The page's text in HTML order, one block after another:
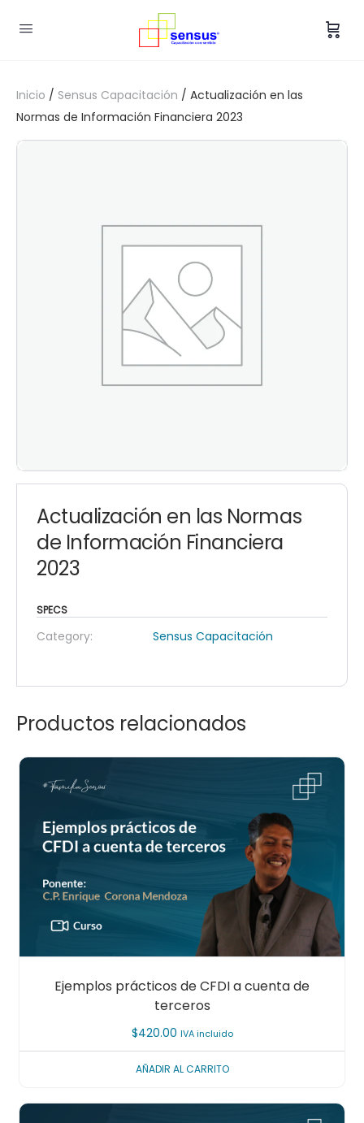
Inicio / Sensus Capacitación / Actualización en las
Normas de Información Financiera 2023
Actualización en las Normas
de Información Financiera
2023
SPECS
Category: Sensus Capacitación
Productos relacionados
Ejemplos prácticos de CFDI a cuenta de
terceros
$420.00 IVA incluido
AÑADIR AL CARRITO